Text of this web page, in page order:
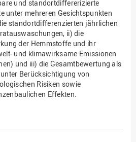
und standortdiffererizierte
unter mehreren Gesichtspunkten
standortdifferenzierten jährlichen
ii) die
der Hemmstoffe und ihr
und klimawirksame Emissionen
und iii) die Gesamtbewertung als
Berücksichtigung von
Risiken sowie
Effekten.